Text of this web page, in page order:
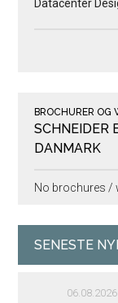
Datacenter
BROCHURER OG
SCHNEIDER
DANMARK
No brochures /
SENESTE
06.08.2026